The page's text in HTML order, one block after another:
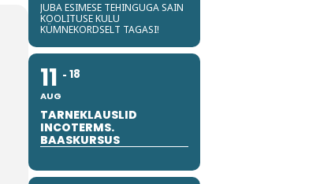
JUBA ESIMESE TEHINGUGA SAIN
KOOLITUSE KULU
KÜMNEKORDSELT TAGASI!
11
AUG
18
TARNEKLAUSLID
INCOTERMS.
BAASKURSUS